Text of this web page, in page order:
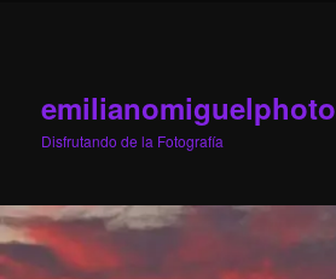
emilianomiguelphoto
Disfrutando de la Fotografía